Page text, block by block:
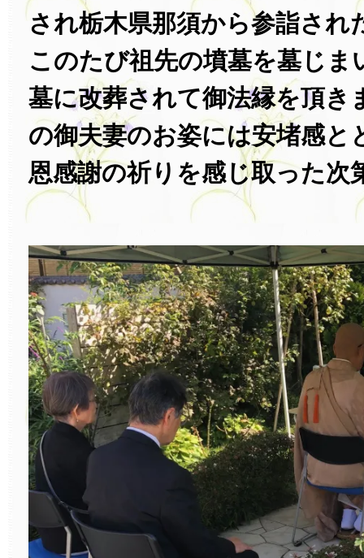
され栃木県那須から参詣され
このたび祖先の墳墓を墓じま
墓に改葬されて御法縁を頂き
の御夫妻のお姿には安堵感と
恩感謝の祈りを感じ取った次